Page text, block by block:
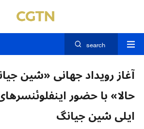
search
آغاز رویداد جهانی «شین
حالا» با حضور
ایلی شین‌ جیانگ